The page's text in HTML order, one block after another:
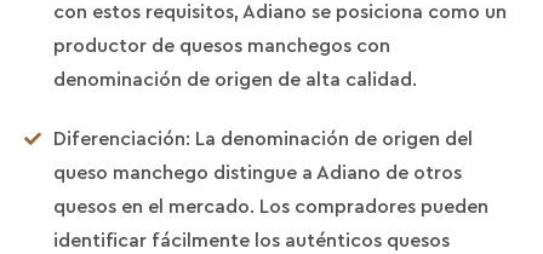
con estos requisitos, Adiano se posiciona como un
productor de quesos manchegos con
denominación de origen de alta calidad.
Diferenciación: La denominación de origen del
queso manchego distingue a Adiano de otros
quesos en el mercado. Los compradores pueden
identificar fácilmente los auténticos quesos